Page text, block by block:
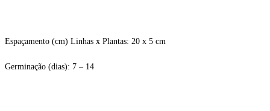
Espaçamento (cm) Linhas x Plantas: 20 x 5 cm
Germinação (dias): 7 – 14